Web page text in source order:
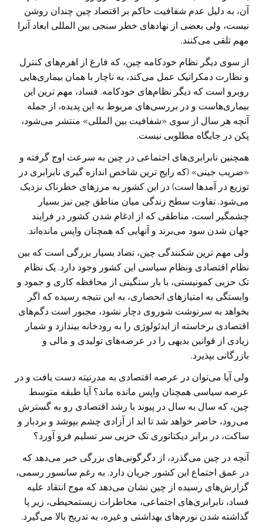
آن، به دلیل عدم شفافیت حاکم بر اقتصاد چین چندان روشن
نیست، ولی بعضی از نهاد‌های خطر سنجی بین المللی ابعاد آنرا
مهم تلقی می‌کنند.
از سوی دیگر نظام خودکامه چین، که فارغ از اهرم‌های کنترل
و نظارت دمکراتیک عمل می‌کند، به ناچار با همان بیماری‌هایی
روبرو است که دیگر نظام‌های خودکامه. فساد، مهم ترین این
بیماری‌هاست و در بررسی‌های مربوط به این پدیده، از جمله
آنچه هر سال از سوی «شفافیت بین المللی» منتشر می‌شود،
پکن در جایگاه مطلوبی نیست.
همچنین نابرابری‌های اجتماعی در چین به سرعت اوج گرفته و
«ضریب جینی» (که رایج ترین شاخص اندازه گیری نابرابری در
توزیع در آمد‌ها است) در این کشور به مرز‌های خطرناک نزدیک
می‌شود. تفاوت سطح زندگی میان مناطق چین نیز بسیار
چشمگیر است، مناطقی که از ادغام شدن کشور در فرایند
جهان شدن سود می‌برند و آنهایی که همچنان واپس مانده‌اند.
ولی مهم ترین شکنندگی چین، تضاد بسیار بزرگی است که بین
نظام اقتصادی ونظام سیاسی این کشور وجود دارد. یک نظام
تک حزبی کمونیستی، با بار سنگینی از محافظه کاری و جمود و
وابستگی به امتیاز‌های انحصاری، به این نتیجه رسیده که اگر
بخواهد به سرنوشت شوروی دچار نشود، مجبور است دگم‌های
اقتصادی برخاسته از ایدئولوژی را به رودخانه بیندازد و شمار
زیادی از قوانین بدیهی را در عرصه‌های تولیدی و مالی و
بازرگانی بپذیرد.
ولی آیا می‌توان در عرصه اقتصادی به مدرنیته دست یافت و در
عرصه سیاسی همچنان واپس مانده ماند؟ آیا طبقه متوسط
چین، که سال به سال در پیوند با رشد اقتصادی رو به گسترش
می‌رود، حاضر خواهد شد تا ابد از آزادی چشم بپوشد و بردبار و
ساکت، در برابر دیکتاتوری تک حزبی سر تسلیم فرو آورد؟
آنچه در چین می‌گذرد، از دگرگونی‌های بزرگی خبر می‌دهد که
در عمق اجتماع این کشور جریان دارد. به رغم سانسور رسمی،
گزارش‌های رسیده از چین نشان می‌دهد که موج انتقاد علیه
فساد، نابرابری‌های اجتماعی، مخاطرات زیستمحیطی، زیر پا
گذاشته شدن نورم‌های بهداشتی و غیره، به تدریج بالا می‌گیرد.